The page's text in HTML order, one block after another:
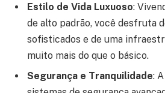
Estilo de Vida Luxuoso:
de alto padrão, você desfruta
sofisticados e de uma
muito mais do que o básico.
Segurança e Tranquilidade: